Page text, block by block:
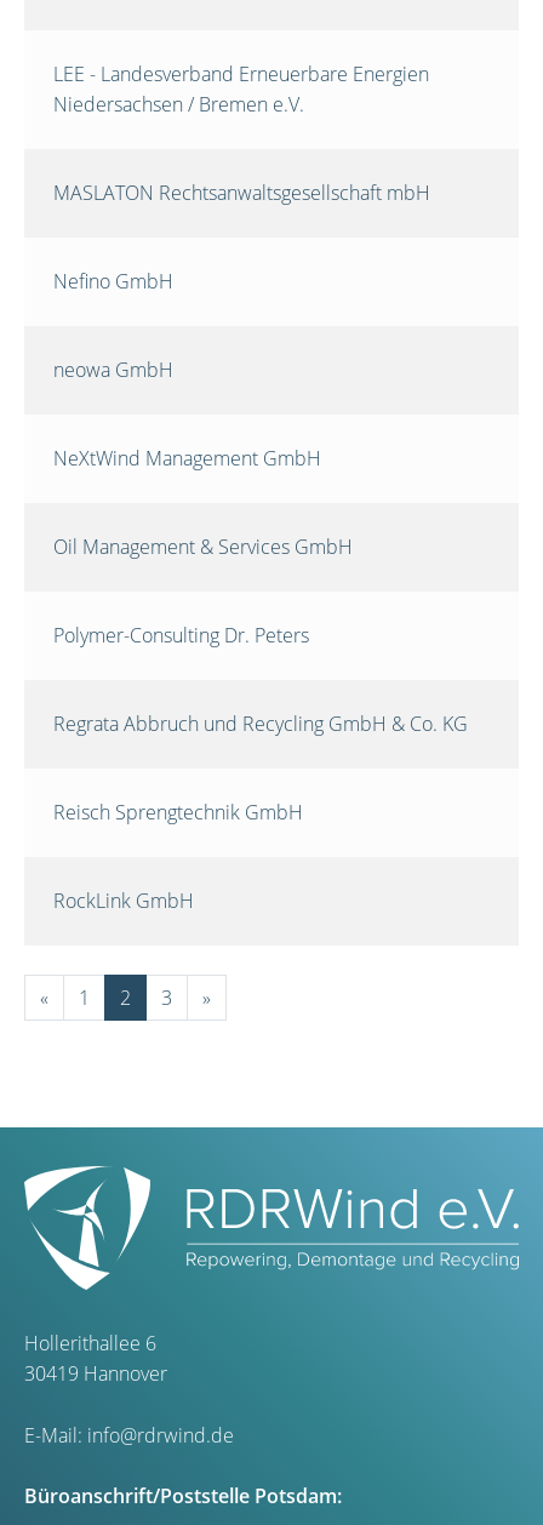
LEE - Landesverband Erneuerbare Energien
Niedersachsen / Bremen e.V.
MASLATON Rechtsanwaltsgesellschaft mbH
Nefino GmbH
neowa GmbH
NeXtWind Management GmbH
Oil Management & Services GmbH
Polymer-Consulting Dr. Peters
Regrata Abbruch und Recycling GmbH & Co. KG
Reisch Sprengtechnik GmbH
RockLink GmbH
« 1 2 3 »
Hollerithallee 6
30419 Hannover
E-Mail: info@rdrwind.de
Büroanschrift/Poststelle Potsdam: